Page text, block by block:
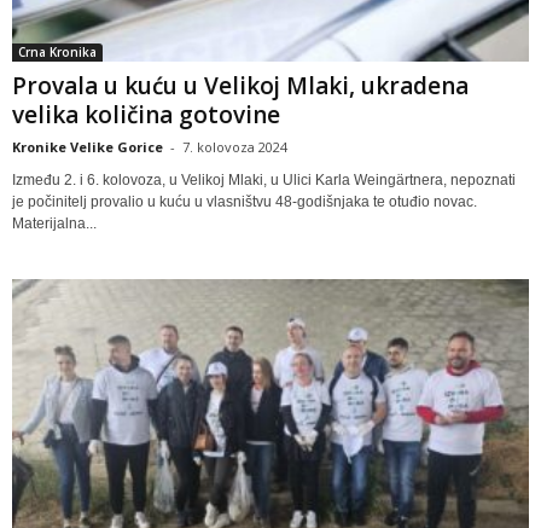
Crna Kronika
Provala u kuću u Velikoj Mlaki, ukradena
velika količina gotovine
Kronike Velike Gorice - 7. kolovoza 2024
Između 2. i 6. kolovoza, u Velikoj Mlaki, u Ulici Karla Weingärtnera, nepoznati
je počinitelj provalio u kuću u vlasništvu 48-godišnjaka te otuđio novac.
Materijalna...